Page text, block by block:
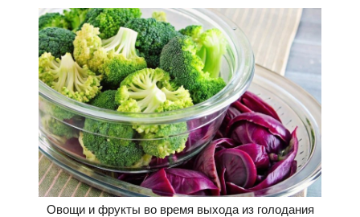
Овощи и фрукты во время выхода из голодания